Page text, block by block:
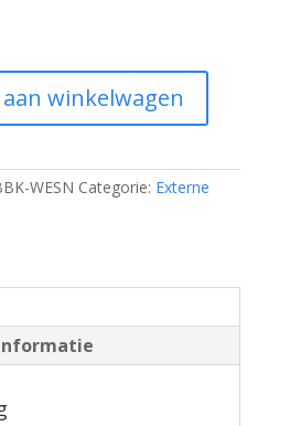
winkelwagen
WESN Categorie: Externe